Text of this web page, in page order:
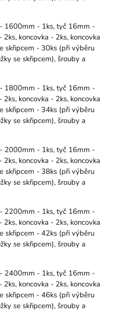
1600mm - 1ks, tyč 16mm -
koncovka - 2ks, koncovka
skřipcem - 30ks (při výběru
se skřipcem), šrouby a
1800mm - 1ks, tyč 16mm -
koncovka - 2ks, koncovka
skřipcem - 34ks (při výběru
se skřipcem), šrouby a
2000mm - 1ks, tyč 16mm -
koncovka - 2ks, koncovka
skřipcem - 38ks (při výběru
se skřipcem), šrouby a
2200mm - 1ks, tyč 16mm -
koncovka - 2ks, koncovka
skřipcem - 42ks (při výběru
se skřipcem), šrouby a
2400mm - 1ks, tyč 16mm -
koncovka - 2ks, koncovka
skřipcem - 46ks (při výběru
se skřipcem), šrouby a